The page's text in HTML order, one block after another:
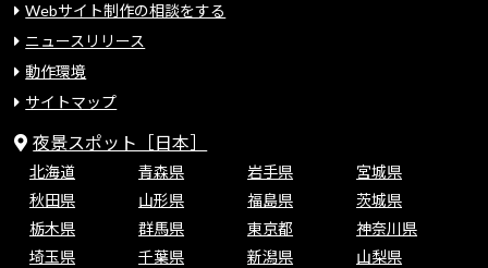
Webサイト制作の相談をする
ニュースリリース
動作環境
サイトマップ
夜景スポット［日本］
北海道 青森県 岩手県
宮城県
秋田県
山形県 福島県
茨城県
栃木県
群馬県 東京都
神奈川県
埼玉県
千葉県 新潟県
山梨県